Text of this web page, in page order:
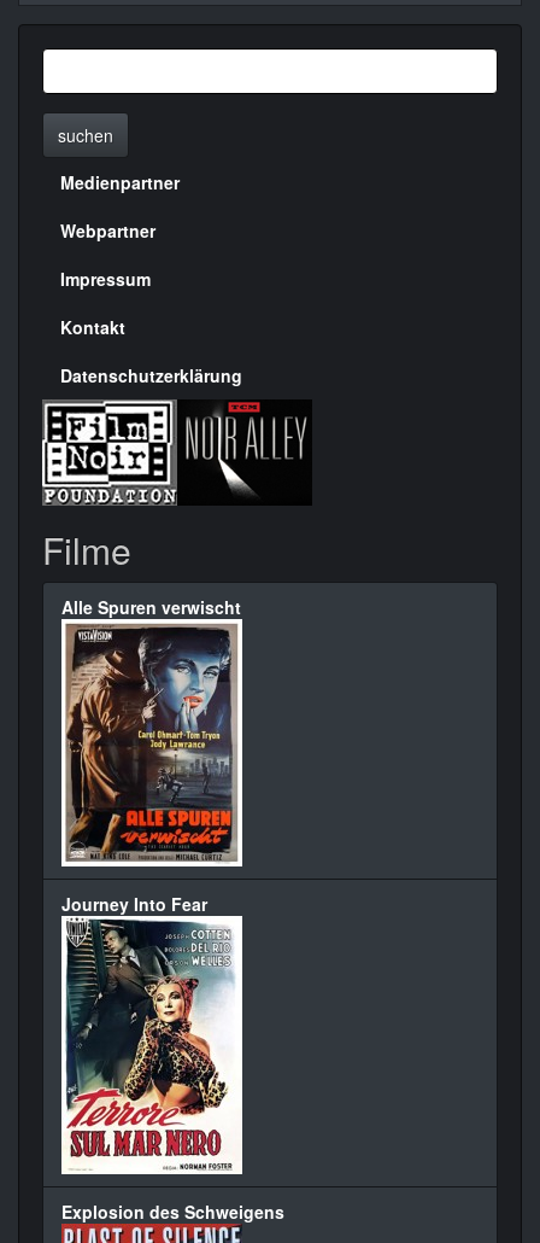
suchen
Menülinks
rechte
Seite
Medienpartner
Webpartner
Impressum
Kontakt
Datenschutzerklärung
Filme
Alle Spuren verwischt
Journey Into Fear
Explosion des Schweigens